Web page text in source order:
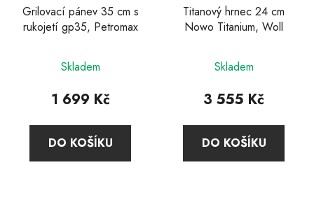
Grilovací pánev 35 cm s
rukojetí gp35, Petromax
Skladem
1 699 Kč
DO KOŠÍKU
Titanový hrnec 24 cm
Nowo Titanium, Woll
hodnocení
produktu
4,0
z
Skladem
3 555 Kč
DO KOŠÍKU